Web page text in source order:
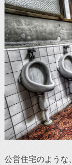
公営住宅のような